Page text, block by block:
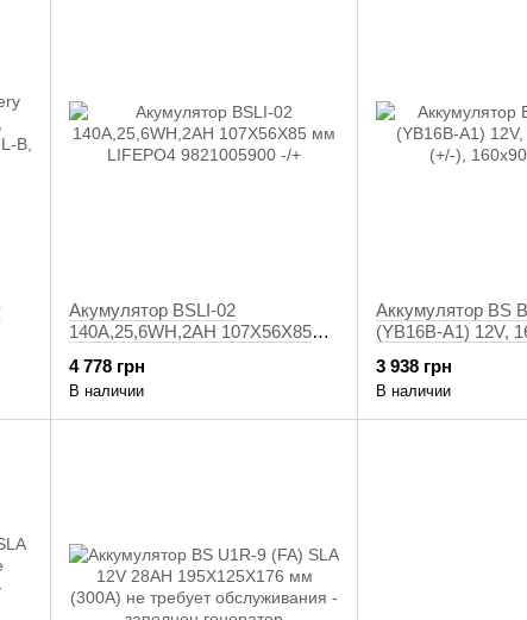
Акумулятор BSLI-02
140A,25,6WH,2AH 107X56X85
4 778 грн
В наличии
Аккумулятор BS
(YB16B-A1) 12V,
3 938 грн
В наличии